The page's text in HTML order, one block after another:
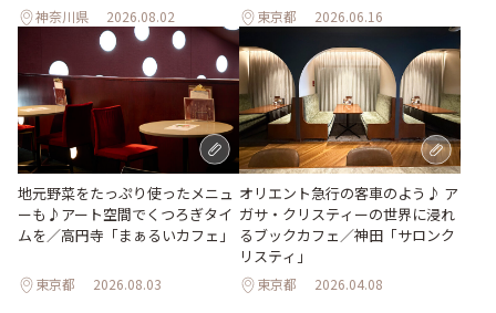
神奈川県 2026.08.02 東京都 2026.06.16
地元野菜をたっぷり使ったメニュ
ーも♪アート空間でくつろぎタイ
ムを／高円寺「まぁるいカフェ」
東京都 2026.08.03
オリエント急行の客車のよう♪ ア
ガサ・クリスティーの世界に浸れ
るブックカフェ／神田「サロンク
リスティ」
東京都 2026.04.08